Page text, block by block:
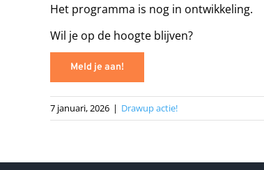
Het programma is nog in ontwikkeling.
Wil je op de hoogte blijven?
Meld je aan!
7 januari, 2026 | Drawup actie!